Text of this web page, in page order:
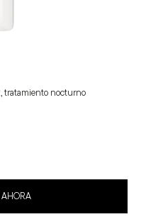
tratamiento nocturno